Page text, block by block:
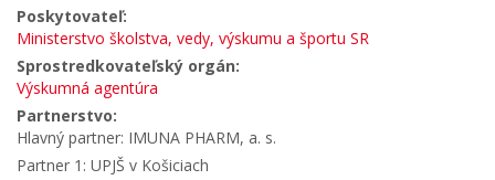
Poskytovateľ:
Ministerstvo školstva, vedy, výskumu a športu SR
Sprostredkovateľský orgán:
Výskumná agentúra
Partnerstvo:
Hlavný partner: IMUNA PHARM, a. s.
Partner 1: UPJŠ v Košiciach